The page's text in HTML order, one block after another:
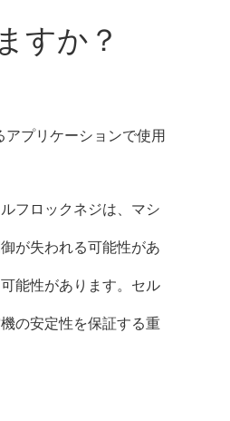
すか？
プリケーションで使用
フロックネジは、マシ
が失われる可能性があ
能性があります。セル
の安定性を保証する重